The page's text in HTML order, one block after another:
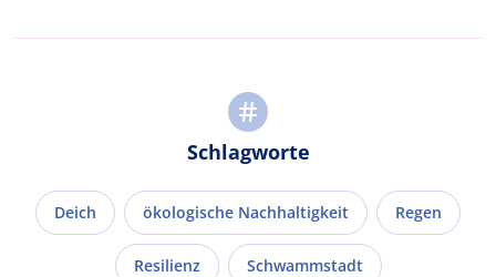
Schlagworte
Deich ökologische Nachhaltigkeit Regen
Resilienz Schwammstadt